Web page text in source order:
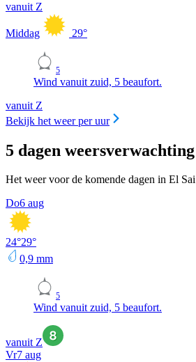
vanuit Z
Middag 29°
5
Wind vanuit zuid, 5 beaufort.
vanuit Z
Bekijk het weer per uur
5 dagen weersverwachting
Het weer voor de komende dagen in El Sai
Do6 aug
24°29°
0,9 mm
5
Wind vanuit zuid, 5 beaufort.
vanuit Z
Vr7 aug